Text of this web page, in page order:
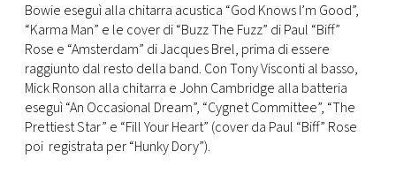
Bowie eseguì alla chitarra acustica “God Knows I’m Good”,
“Karma Man” e le cover di “Buzz The Fuzz” di Paul “Biff”
Rose e “Amsterdam” di Jacques Brel, prima di essere
raggiunto dal resto della band. Con Tony Visconti al basso,
Mick Ronson alla chitarra e John Cambridge alla batteria
eseguì “An Occasional Dream”, “Cygnet Committee”, “The
Prettiest Star” e “Fill Your Heart” (cover da Paul “Biff” Rose
poi registrata per “Hunky Dory”).